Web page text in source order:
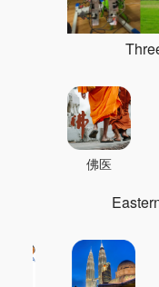
佛医